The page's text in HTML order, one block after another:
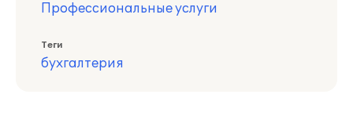
Профессиональные услуги
Теги
бухгалтерия